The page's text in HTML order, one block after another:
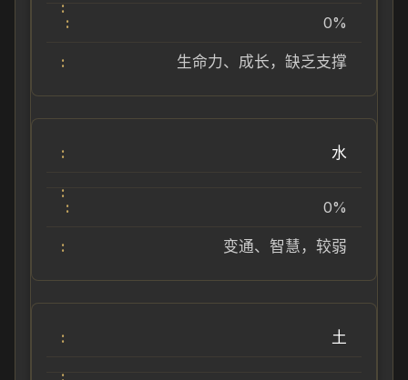
0%
生命力、成长，缺乏支撑
水
0%
变通、智慧，较弱
土